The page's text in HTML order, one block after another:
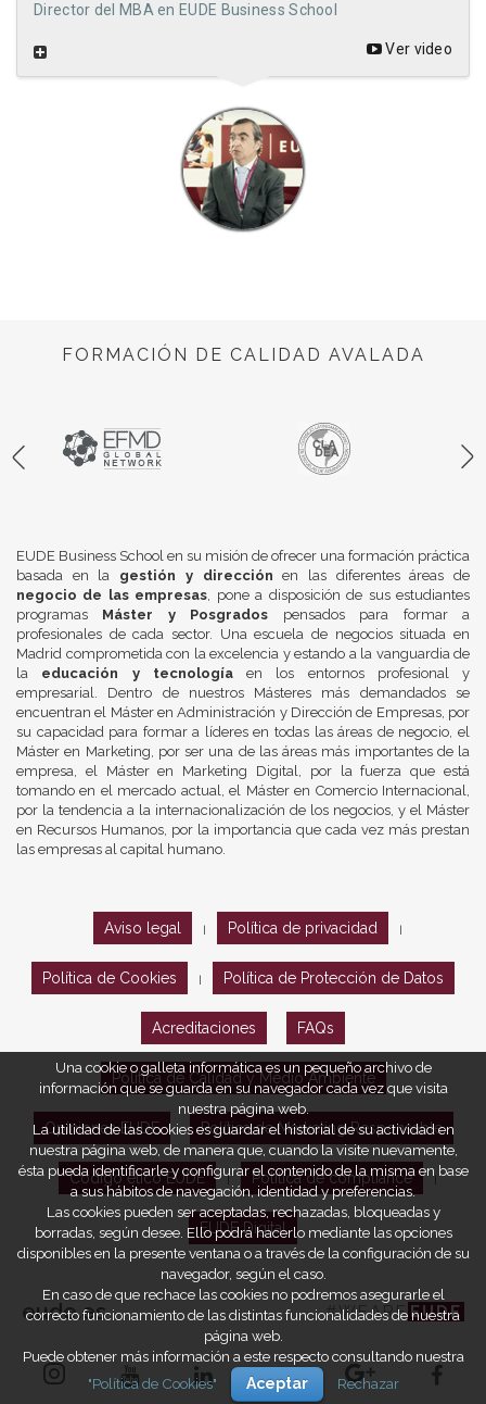
Director del MBA en EUDE Business School
Ver video
FORMACIÓN DE CALIDAD AVALADA
EUDE Business School en su misión de ofrecer una formación práctica
basada en la gestión y dirección en las diferentes áreas de
negocio de las empresas, pone a disposición de sus estudiantes
programas Máster y Posgrados pensados para formar a
profesionales de cada sector. Una escuela de negocios situada en
Madrid comprometida con la excelencia y estando a la vanguardia de
la educación y tecnologíaen los entornos profesional y
empresarial. Dentro de nuestros Másteres más demandados se
encuentran el Máster en Administración y Dirección de Empresas, por
su capacidad para formar a líderes en todas las áreas de negocio, el
Máster en Marketing, por ser una de las áreas más importantes de la
empresa, el Máster en Marketing Digital, por la fuerza que está
tomando en el mercado actual, el Máster en Comercio Internacional,
por la tendencia a la internacionalización de los negocios, y el Máster
en Recursos Humanos, por la importancia que cada vez más prestan
las empresas al capital humano.
Aviso legal Política de privacidad
Política de Cookies Política de Protección de Datos
Acreditaciones FAQs
Política de Calidad y Medio Ambiente
Opiniones EUDE Política de Marketing Responsable
Código ético EUDE Política de compliance
EUDE Digital
eude.es #WEAREEUDE
Una cookie o galleta informática es un pequeño archivo de
información que se guarda en su navegador cada vez que visita
nuestra página web.
La utilidad de las cookies es guardar el historial de su actividad en
nuestra página web, de manera que, cuando la visite nuevamente,
ésta pueda identificarle y configurar el contenido de la misma en base
a sus hábitos de navegación, identidad y preferencias.
Las cookies pueden ser aceptadas, rechazadas, bloqueadas y
borradas, según desee. Ello podrá hacerlo mediante las opciones
disponibles en la presente ventana o a través de la configuración de su
navegador, según el caso.
En caso de que rechace las cookies no podremos asegurarle el
correcto funcionamiento de las distintas funcionalidades de nuestra
página web.
Puede obtener más información a este respecto consultando nuestra
"Política de Cookies"
Aceptar Rechazar